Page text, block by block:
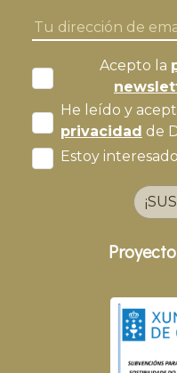
Acepto la
He leído y
privacidad de
Estoy